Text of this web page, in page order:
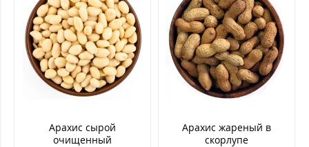
Арахис сырой
очищенный
Арахис жареный в
скорлупе